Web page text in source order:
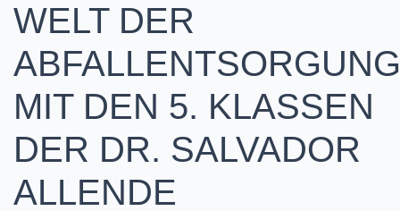
WELT DER
ABFALLENTSORGUNG
MIT DEN 5. KLASSEN
DER DR. SALVADOR
ALLENDE